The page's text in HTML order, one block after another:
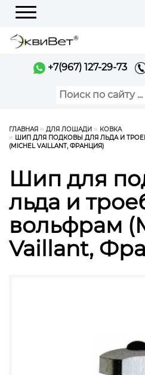
Меню
+7(967) 127-29-73
ГЛАВНАЯ ДЛЯ ЛОШАДИ
КОВКА
ШИП ДЛЯ ПОДКОВЫ ДЛЯ ЛЬДА И
(MICHEL VAILLANT, ФРАНЦИЯ)
Шип для
льда и
вольфрам
Vaillant,